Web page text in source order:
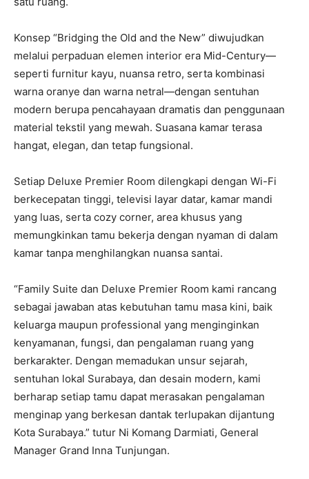
Konsep “Bridging the Old and the New” diwujudkan
melalui perpaduan elemen interior era Mid-Century—
seperti furnitur kayu, nuansa retro, serta kombinasi
warna oranye dan warna netral—dengan sentuhan
modern berupa pencahayaan dramatis dan penggunaan
material tekstil yang mewah. Suasana kamar terasa
hangat, elegan, dan tetap fungsional.
Setiap Deluxe Premier Room dilengkapi dengan Wi-Fi
berkecepatan tinggi, televisi layar datar, kamar mandi
yang luas, serta cozy corner, area khusus yang
memungkinkan tamu bekerja dengan nyaman di dalam
kamar tanpa menghilangkan nuansa santai.
“Family Suite dan Deluxe Premier Room kami rancang
sebagai jawaban atas kebutuhan tamu masa kini, baik
keluarga maupun professional yang menginginkan
kenyamanan, fungsi, dan pengalaman ruang yang
berkarakter. Dengan memadukan unsur sejarah,
sentuhan lokal Surabaya, dan desain modern, kami
berharap setiap tamu dapat merasakan pengalaman
menginap yang berkesan dantak terlupakan dijantung
Kota Surabaya.” tutur Ni Komang Darmiati, General
Manager Grand Inna Tunjungan.